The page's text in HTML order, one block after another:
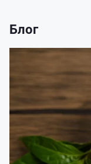
Блог